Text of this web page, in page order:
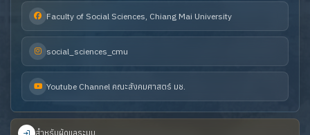
Faculty of Social Sciences, Chiang Mai University
social_sciences_cmu
Youtube Channel คณะสังคมศาสตร์ มช.
สำหรับผู้ดูแลระบบ